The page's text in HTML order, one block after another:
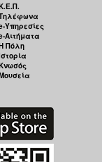
Υπηρεσίες
Αιτήματα
Πόλη